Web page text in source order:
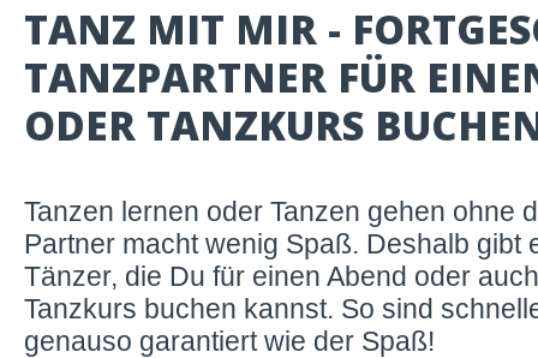
TANZ MIT MIR -
TANZPARTNER FÜR
ODER TANZKURS
Tanzen lernen oder Tanzen gehen ohne
Partner macht wenig Spaß. Deshalb gibt
Tänzer, die Du für einen Abend oder
Tanzkurs buchen kannst. So sind
genauso garantiert wie der Spaß!